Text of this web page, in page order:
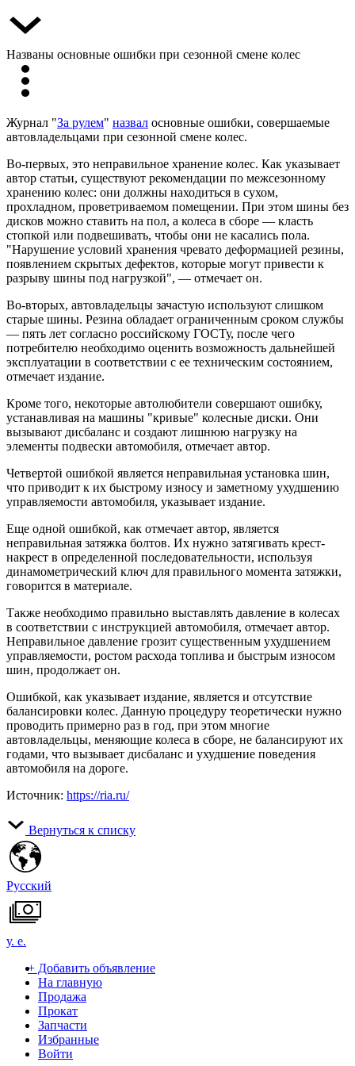
Названы основные ошибки при сезонной смене колес
Журнал "За рулем" назвал основные ошибки, совершаемые
автовладельцами при сезонной смене колес.
Во-первых, это неправильное хранение колес. Как указывает
автор статьи, существуют рекомендации по межсезонному
хранению колес: они должны находиться в сухом,
прохладном, проветриваемом помещении. При этом шины без
дисков можно ставить на пол, а колеса в сборе — класть
стопкой или подвешивать, чтобы они не касались пола.
"Нарушение условий хранения чревато деформацией резины,
появлением скрытых дефектов, которые могут привести к
разрыву шины под нагрузкой", — отмечает он.
Во-вторых, автовладельцы зачастую используют слишком
старые шины. Резина обладает ограниченным сроком службы
— пять лет согласно российскому ГОСТу, после чего
потребителю необходимо оценить возможность дальнейшей
эксплуатации в соответствии с ее техническим состоянием,
отмечает издание.
Кроме того, некоторые автолюбители совершают ошибку,
устанавливая на машины "кривые" колесные диски. Они
вызывают дисбаланс и создают лишнюю нагрузку на
элементы подвески автомобиля, отмечает автор.
Четвертой ошибкой является неправильная установка шин,
что приводит к их быстрому износу и заметному ухудшению
управляемости автомобиля, указывает издание.
Еще одной ошибкой, как отмечает автор, является
неправильная затяжка болтов. Их нужно затягивать крест-
накрест в определенной последовательности, используя
динамометрический ключ для правильного момента затяжки,
говорится в материале.
Также необходимо правильно выставлять давление в колесах
в соответствии с инструкцией автомобиля, отмечает автор.
Неправильное давление грозит существенным ухудшением
управляемости, ростом расхода топлива и быстрым износом
шин, продолжает он.
Ошибкой, как указывает издание, является и отсутствие
балансировки колес. Данную процедуру теоретически нужно
проводить примерно раз в год, при этом многие
автовладельцы, меняющие колеса в сборе, не балансируют их
годами, что вызывает дисбаланс и ухудшение поведения
автомобиля на дороге.
Источник: https://ria.ru/
Вернуться к списку
Русский
у. е.
+ Добавить объявление
На главную
Продажа
Прокат
Запчасти
Избранные
Войти